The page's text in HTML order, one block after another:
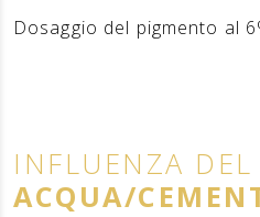
Dosaggio del pigmento al
INFLUENZA DEL
ACQUA/